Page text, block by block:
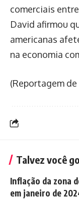
comerciais
David afirmou
americanas
na economia
(Reportagem
Talvez você
Inflação da zona
em janeiro de